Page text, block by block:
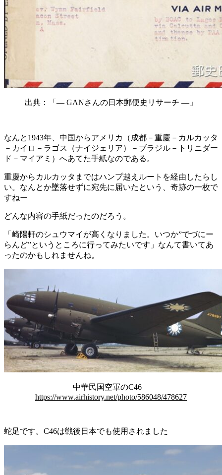
出典：「― GANさんの日本郵便史リサーチ ―」
なんと1943年、中国からアメリカ（成都－重慶－カルカッタ
－カイロ－ラゴス（ナイジェリア）－ブラジル－トリニダー
ド－マイアミ）へあてた手紙なのである。
重慶からカルカッタまではハンプ越えルートを経由したらし
い。なんとか墜落せずに宛先に届いたという、奇跡の一枚で
すねー
どんな内容の手紙だったのだろう。
「崎陽軒のシュウマイが高くなりました。いつか”でづにー
らんど”というところに行ってみたいです」なんて書いてあ
ったのかもしれませんね。
中華民国空軍のC46
https://www.airhistory.net/photo/586048/478627
蛇足です。C46は戦後日本でも使用されました